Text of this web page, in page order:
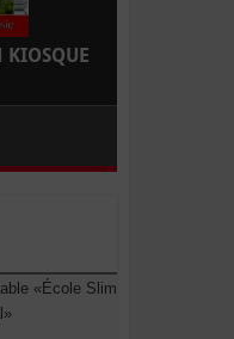
KIOSQUE
«École Slim